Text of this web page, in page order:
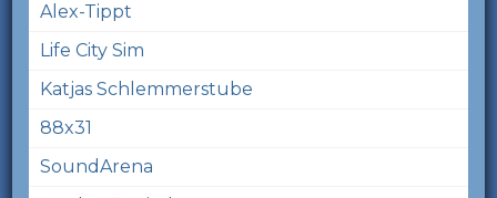
Alex-Tippt
Life City Sim
Katjas Schlemmerstube
88x31
SoundArena